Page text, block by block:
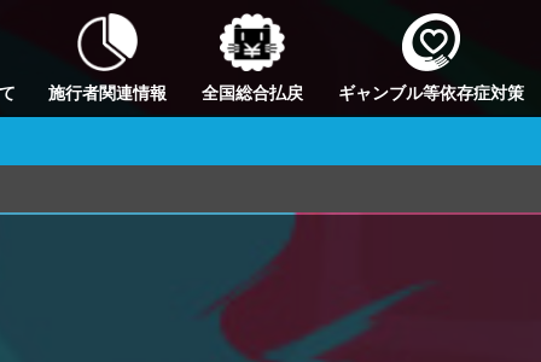
施行者関連情報 全国総合払戻 ギャンブル等依存症対策